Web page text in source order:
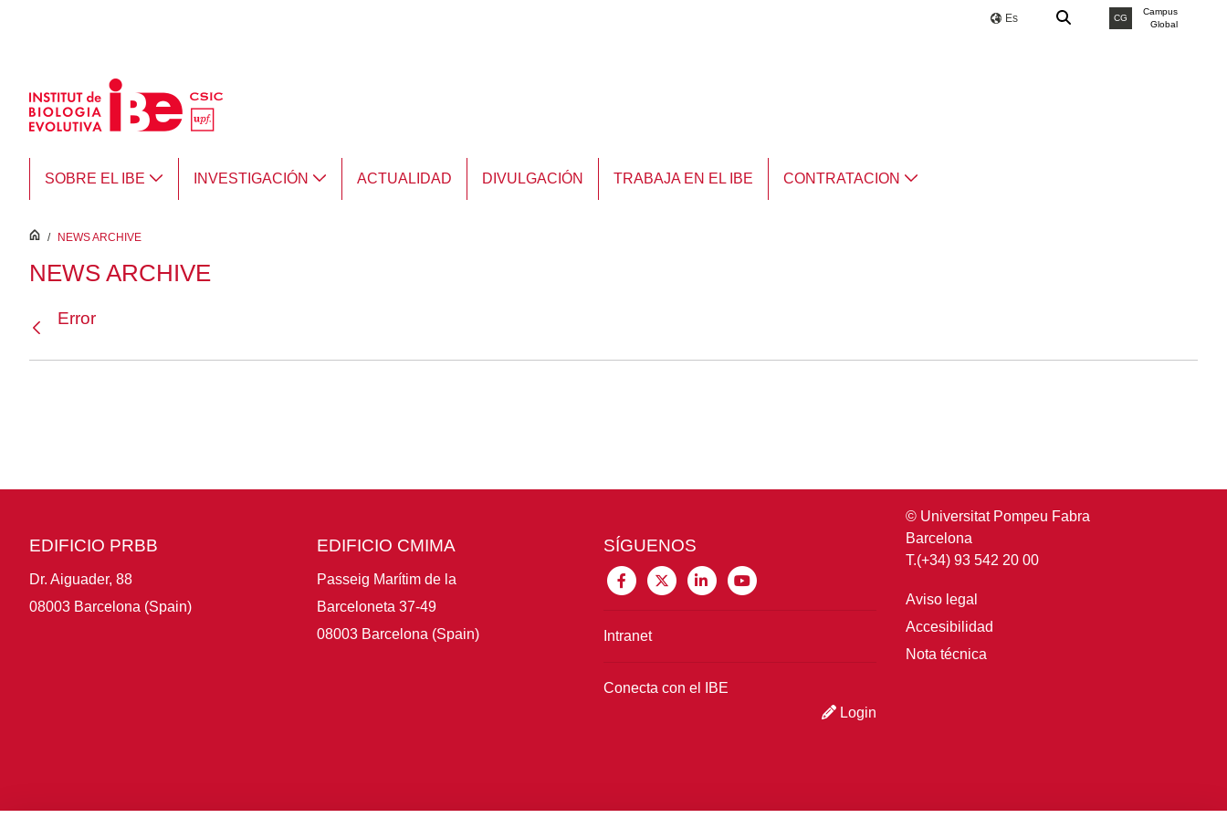
Es CG
Campus
Global
SOBRE EL IBE INVESTIGACIÓN ACTUALIDAD DIVULGACIÓN TRABAJA EN EL IBE CONTRATACION
inici
/ NEWS ARCHIVE
NEWS ARCHIVE
Error
EDIFICIO PRBB
Dr. Aiguader, 88
08003 Barcelona (Spain)
EDIFICIO CMIMA
Passeig Marítim de la
Barceloneta 37-49
08003 Barcelona (Spain)
SÍGUENOS
Intranet
Conecta con el IBE
Login
© Universitat Pompeu Fabra
Barcelona
T.(+34) 93 542 20 00
Aviso legal
Accesibilidad
Nota técnica